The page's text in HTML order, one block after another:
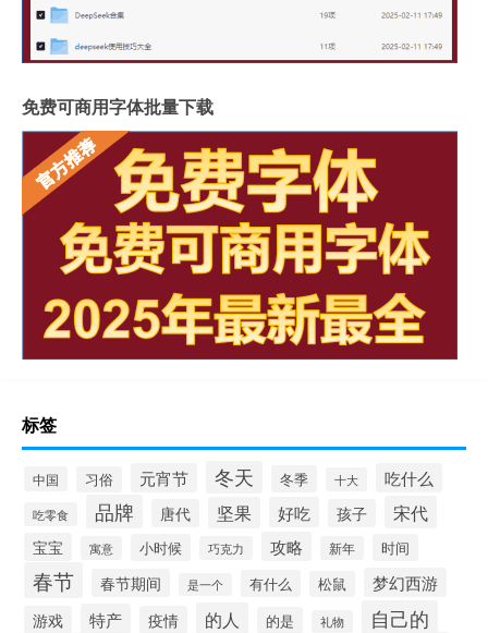
免费可商用字体批量下载
标签
中国 习俗 元宵节 冬天 冬季 十大 吃什么
吃零食 品牌 唐代 坚果 好吃 孩子 宋代
宝宝 寓意 小时候 巧克力 攻略 新年 时间
春节 春节期间 是一个 有什么 松鼠 梦幻西游
游戏 特产 疫情 的人 的是 礼物 自己的